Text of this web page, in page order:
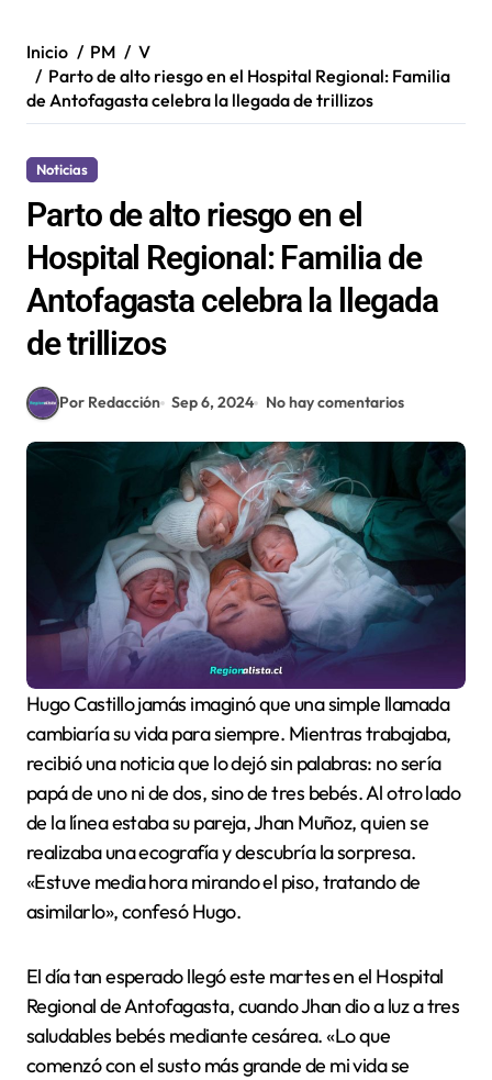
Inicio PM
V
Parto de alto riesgo en el Hospital Regional: Familia
de Antofagasta celebra la llegada de trillizos
Noticias
Parto de alto riesgo en el
Hospital Regional: Familia de
Antofagasta celebra la llegada
de trillizos
Por Redacción Sep 6, 2024 No hay comentarios
Hugo Castillo jamás imaginó que una simple llamada
cambiaría su vida para siempre. Mientras trabajaba,
recibió una noticia que lo dejó sin palabras: no sería
papá de uno ni de dos, sino de tres bebés. Al otro lado
de la línea estaba su pareja, Jhan Muñoz, quien se
realizaba una ecografía y descubría la sorpresa.
«Estuve media hora mirando el piso, tratando de
asimilarlo», confesó Hugo.
El día tan esperado llegó este martes en el Hospital
Regional de Antofagasta, cuando Jhan dio a luz a tres
saludables bebés mediante cesárea. «Lo que
comenzó con el susto más grande de mi vida se